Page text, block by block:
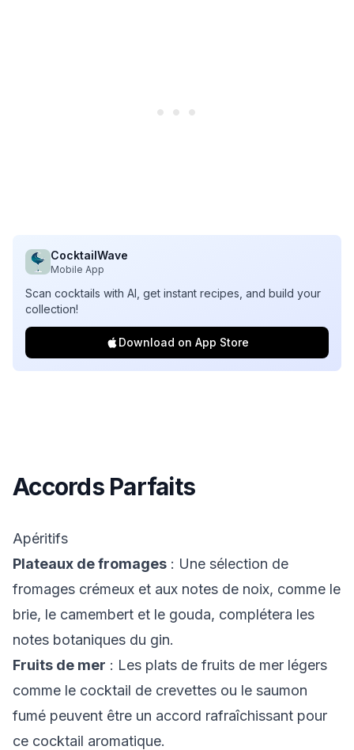
CocktailWave
Mobile App
Scan cocktails with AI, get instant recipes, and build your
collection!
Download on App Store
Accords Parfaits
Apéritifs
Plateaux de fromages : Une sélection de
fromages crémeux et aux notes de noix, comme le
brie, le camembert et le gouda, complétera les
notes botaniques du gin.
Fruits de mer : Les plats de fruits de mer légers
comme le cocktail de crevettes ou le saumon
fumé peuvent être un accord rafraîchissant pour
ce cocktail aromatique.